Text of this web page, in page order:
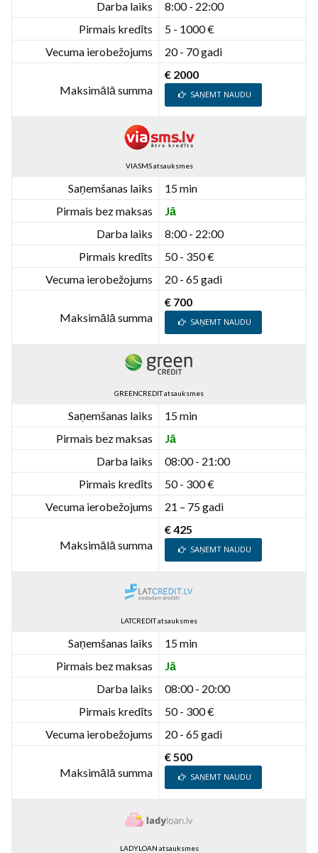
Darba laiks
8:00 - 22:00
Pirmais kredīts
5 - 1000 €
Vecuma ierobežojums
20 - 70 gadi
Maksimālā summa
€ 2000
SAŅEMT NAUDU
VIASMS atsauksmes
Saņemšanas laiks
15 min
Pirmais bez maksas
Jā
Darba laiks
8:00 - 22:00
Pirmais kredīts
50 - 350 €
Vecuma ierobežojums
20 - 65 gadi
Maksimālā summa
€ 700
SAŅEMT NAUDU
GREENCREDIT atsauksmes
Saņemšanas laiks
15 min
Pirmais bez maksas
Jā
Darba laiks
08:00 - 21:00
Pirmais kredīts
50 - 300 €
Vecuma ierobežojums
21 – 75 gadi
Maksimālā summa
€ 425
SAŅEMT NAUDU
LATCREDIT atsauksmes
Saņemšanas laiks
15 min
Pirmais bez maksas
Jā
Darba laiks
08:00 - 20:00
Pirmais kredīts
50 - 300 €
Vecuma ierobežojums
20 - 65 gadi
Maksimālā summa
€ 500
SAŅEMT NAUDU
LADYLOAN atsauksmes